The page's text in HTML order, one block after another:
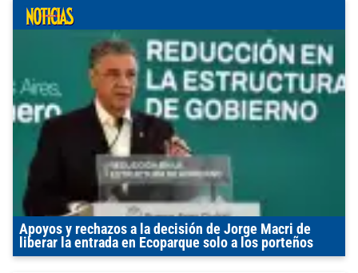
Apoyos y rechazos a la decisión de Jorge Macri de
liberar la entrada en Ecoparque solo a los porteños